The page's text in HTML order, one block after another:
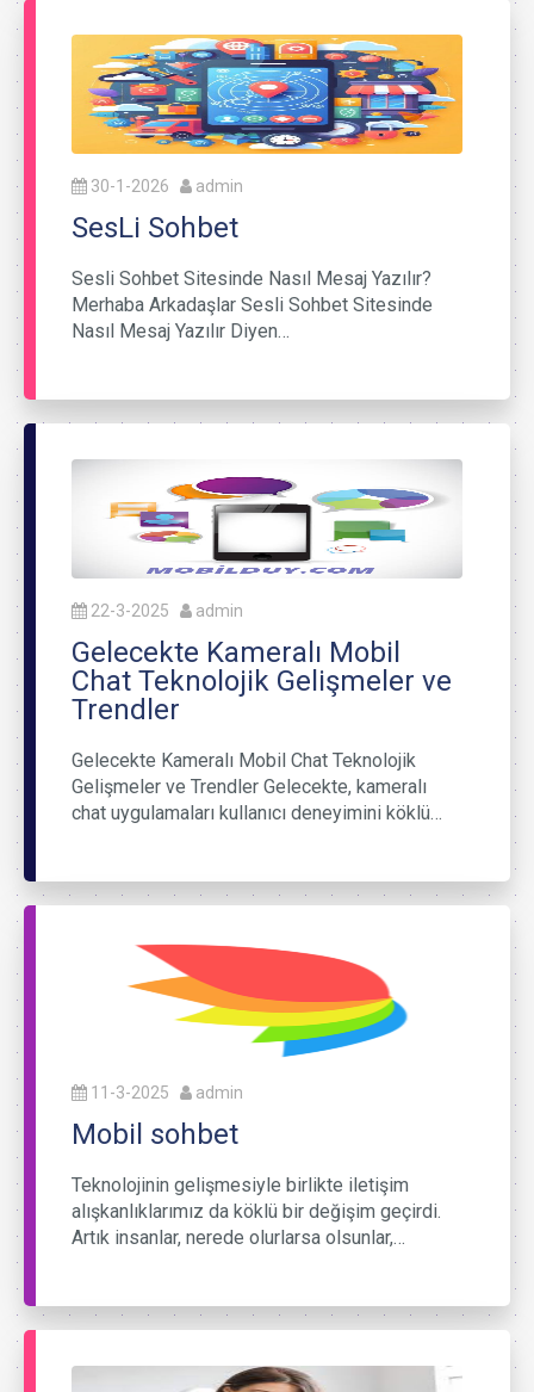
30-1-2026 admin
SesLi Sohbet
Sesli Sohbet Sitesinde Nasıl Mesaj Yazılır?
Merhaba Arkadaşlar Sesli Sohbet Sitesinde
Nasıl Mesaj Yazılır Diyen…
22-3-2025 admin
Gelecekte Kameralı Mobil
Chat Teknolojik Gelişmeler ve
Trendler
Gelecekte Kameralı Mobil Chat Teknolojik
Gelişmeler ve Trendler Gelecekte, kameralı
chat uygulamaları kullanıcı deneyimini köklü…
11-3-2025 admin
Mobil sohbet
Teknolojinin gelişmesiyle birlikte iletişim
alışkanlıklarımız da köklü bir değişim geçirdi.
Artık insanlar, nerede olurlarsa olsunlar,…